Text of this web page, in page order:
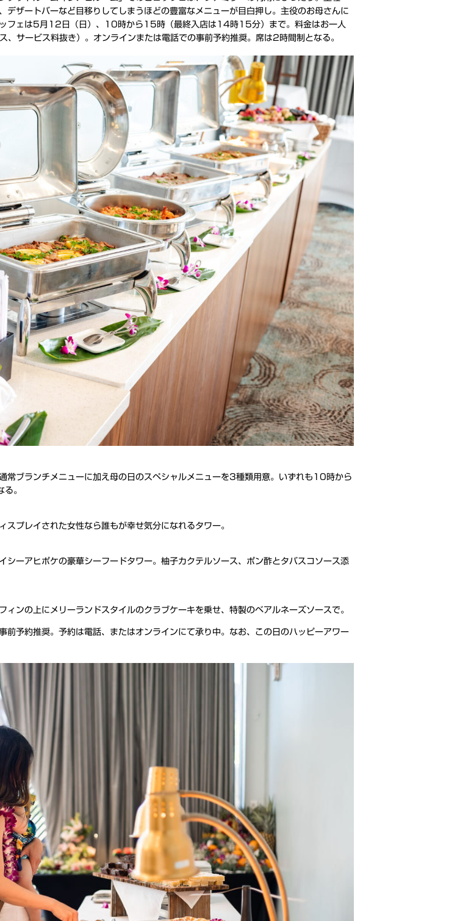
ザートバーなど目移りしてしまうほどの豊富なメニューが目白押し。主役のお母さんに
ッフェは5月12日（日）、10時から15時（最終入店は14時15分）まで。料金はお一人
ービス料抜き）。オンラインまたは電話での事前予約推奨。席は2時間制となる。
常ブランチメニューに加え母の日のスペシャルメニューを3種類用意。いずれも10時から
。
プレイされた女性なら誰もが幸せ気分になれるタワー。
シーアヒポケの豪華シーフードタワー。柚子カクテルソース、ポン酢とタバスコソース添
ンの上にメリーランドスタイルのクラブケーキを乗せ、特製のベアルネーズソースで。
前予約推奨。予約は電話、またはオンラインにて承り中。なお、この日のハッピーアワー